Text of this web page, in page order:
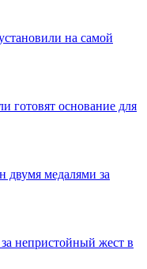
на самой
готовят основание для
двумя медалями за
непристойный жест в